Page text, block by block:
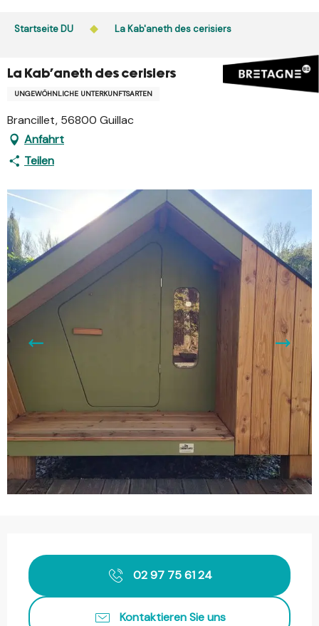
Startseite DU La Kab'aneth des cerisiers
La Kab'aneth des cerisiers
UNGEWÖHNLICHE UNTERKUNFTSARTEN
Brancillet, 56800 Guillac
Anfahrt
Teilen
02 97 75 61 24
Kontaktieren Sie uns